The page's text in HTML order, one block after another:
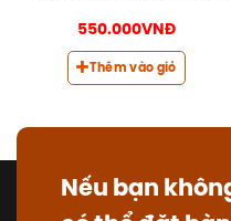
550.000VNĐ
Thêm vào giỏ
Nếu bạn